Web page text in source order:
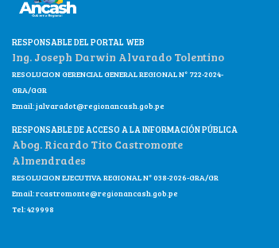
RESPONSABLE DEL PORTAL WEB
Ing. Joseph Darwin Alvarado Tolentino
RESOLUCION GERENCIAL GENERAL REGIONAL N° 722-2024-
GRA/GGR
Email:jalvaradot@regionancash.gob.pe
RESPONSABLE DE ACCESO A LA INFORMACIÓN PÚBLICA
Abog. Ricardo Tito Castromonte
Almendrades
RESOLUCION EJECUTIVA REGIONAL N° 038-2026-GRA/GR
Email:rcastromonte@regionancash.gob.pe
Tel: 429998